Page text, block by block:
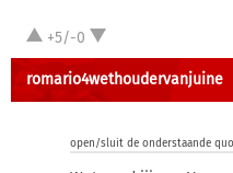
+5/-0
romario4wethoudervanjuine
open/sluit de onderstaande